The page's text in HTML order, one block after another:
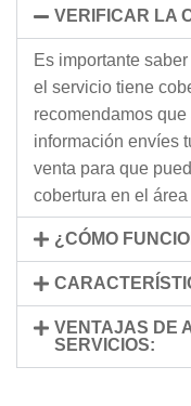
VERIFICAR LA
Es importante
el servicio tiene
recomendamos
información envíes
venta para que
cobertura en el
¿CÓMO
VENTAJAS DE
SERVICIOS: